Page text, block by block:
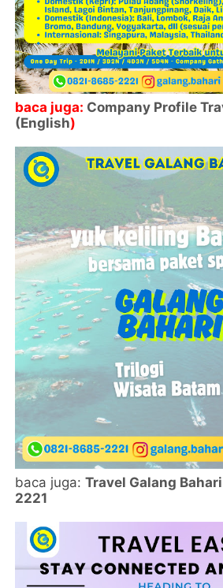
baca juga: Company Profile
(English)
baca juga:Travel Galang
2221